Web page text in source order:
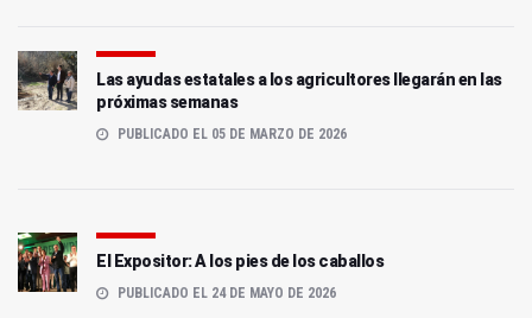
Las ayudas estatales a los agricultores llegarán en las
próximas semanas
PUBLICADO EL 05 DE MARZO DE 2026
El Expositor: A los pies de los caballos
PUBLICADO EL 24 DE MAYO DE 2026